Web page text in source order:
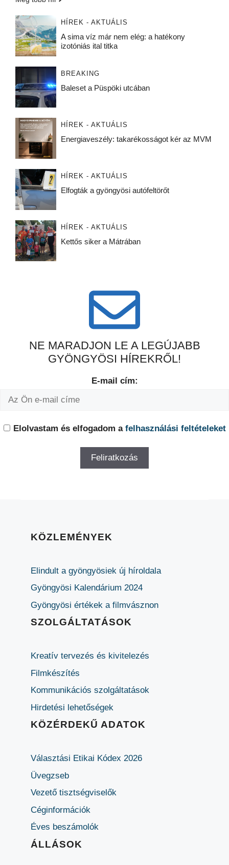
HÍREK - AKTUÁLIS
A sima víz már nem elég: a hatékony
izotóniás ital titka
BREAKING
Baleset a Püspöki utcában
HÍREK - AKTUÁLIS
Energiaveszély: takarékosságot kér az MVM
HÍREK - AKTUÁLIS
Elfogták a gyöngyösi autófeltörőt
HÍREK - AKTUÁLIS
Kettős siker a Mátrában
NE MARADJON LE A LEGÚJABB
GYÖNGYÖSI HÍREKRŐL!
E-mail cím:
Elolvastam és elfogadom a felhasználási feltételeket
KÖZLEMÉNYEK
Elindult a gyöngyösiek új híroldala
Gyöngyösi Kalendárium 2024
Gyöngyösi értékek a filmvásznon
SZOLGÁLTATÁSOK
Kreatív tervezés és kivitelezés
Filmkészítés
Kommunikációs szolgáltatások
Hirdetési lehetőségek
KÖZÉRDEKŰ ADATOK
Választási Etikai Kódex 2026
Üvegzseb
Vezető tisztségviselők
Céginformációk
Éves beszámolók
ÁLLÁSOK